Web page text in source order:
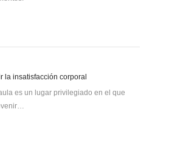
la insatisfacción corporal
es un lugar privilegiado en el que